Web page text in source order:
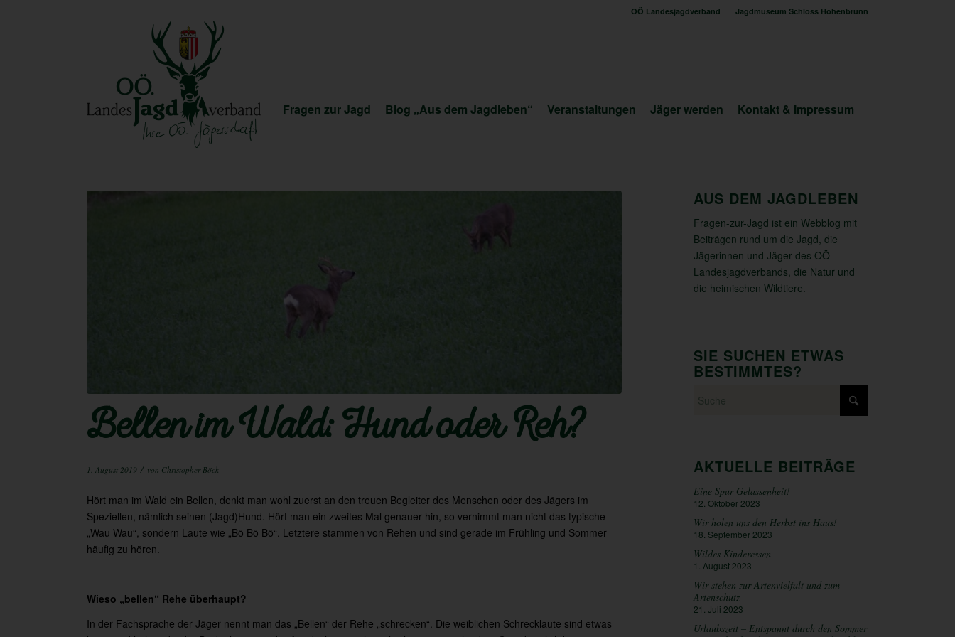
OÖ Landesjagdverband Jagdmuseum Schloss Hohenbrunn
Fragen zur Jagd Blog „Aus dem Jagdleben“ Veranstaltungen Jäger werden Kontakt & Impressum
Bellen im Wald: Hund oder Reh?
1. August 2019 / von Christopher Böck
Hört man im Wald ein Bellen, denkt man wohl zuerst an den treuen Begleiter des Menschen oder des Jägers im
Speziellen, nämlich seinen (Jagd)Hund. Hört man ein zweites Mal genauer hin, so vernimmt man nicht das typische
„Wau Wau“, sondern Laute wie „Bö Bö Bö“. Letztere stammen von Rehen und sind gerade im Frühling und Sommer
häufig zu hören.
Wieso „bellen“ Rehe überhaupt?
In der Fachsprache der Jäger nennt man das „Bellen“ der Rehe „schrecken“. Die weiblichen Schrecklaute sind etwas
AUS DEM JAGDLEBEN
Fragen-zur-Jagd ist ein Webblog mit
Beiträgen rund um die Jagd, die
Jägerinnen und Jäger des OÖ
Landesjagdverbands, die Natur und
die heimischen Wildtiere.
SIE SUCHEN ETWAS
BESTIMMTES?
AKTUELLE BEITRÄGE
Eine Spur Gelassenheit!
12. Oktober 2023
Wir holen uns den Herbst ins Haus!
18. September 2023
Wildes Kinderessen
1. August 2023
Wir stehen zur Artenvielfalt und zum
Artenschutz
21. Juli 2023
Urlaubszeit – Entspannt durch den Sommer